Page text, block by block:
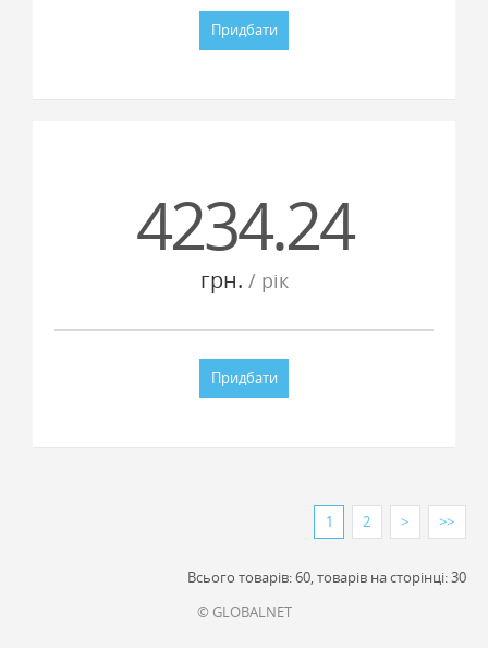
Придбати
4234.24
грн. / рiк
Придбати
1 2 > >>
Всього товарів: 60, товарів на сторінці: 30
© GLOBALNET